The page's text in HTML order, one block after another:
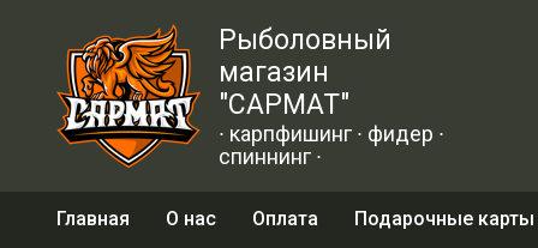
Рыболовный
магазин
"САРМАТ"
∙ карпфишинг ∙ фидер ∙
спиннинг ∙
Главная О нас Оплата Подарочные карты